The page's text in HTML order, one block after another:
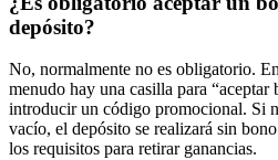
depósito?
No, normalmente no es obligatorio.
menudo hay una casilla para “aceptar
introducir un código promocional. Si
vacío, el depósito se realizará sin
los requisitos para retirar ganancias.